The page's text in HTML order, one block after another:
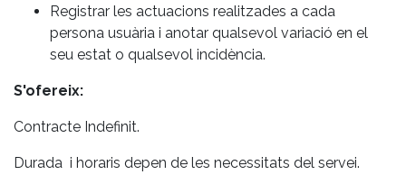
Registrar les actuacions realitzades a cada
persona usuària i anotar qualsevol variació en el
seu estat o qualsevol incidència.
S'ofereix:
Contracte Indefinit.
Durada i horaris depen de les necessitats del servei.